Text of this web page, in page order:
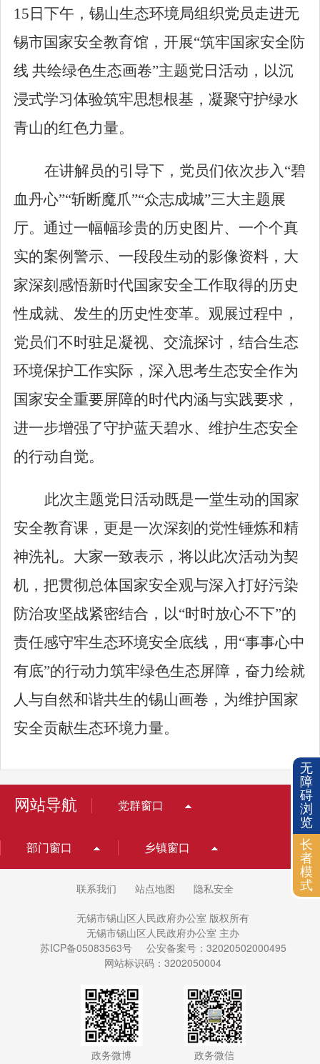
15 日下午，锡山生态环境局组织党员走进无
锡市国家安全教育馆，开展“筑牢国家安全防
线 共绘绿色生态画卷”主题党日活动，以沉
浸式学习体验筑牢思想根基，凝聚守护绿水
青山的红色力量。
在讲解员的引导下，党员们依次步入“碧
血丹心”“斩断魔爪”“众志成城”三大主题展
厅。通过一幅幅珍贵的历史图片、一个个真
实的案例警示、一段段生动的影像资料，大
家深刻感悟新时代国家安全工作取得的历史
性成就、发生的历史性变革。观展过程中，
党员们不时驻足凝视、交流探讨，结合生态
环境保护工作实际，深入思考生态安全作为
国家安全重要屏障的时代内涵与实践要求，
进一步增强了守护蓝天碧水、维护生态安全
的行动自觉。
此次主题党日活动既是一堂生动的国家
安全教育课，更是一次深刻的党性锤炼和精
神洗礼。大家一致表示，将以此次活动为契
机，把贯彻总体国家安全观与深入打好污染
防治攻坚战紧密结合，以“时时放心不下”的
责任感守牢生态环境安全底线，用“事事心中
有底”的行动力筑牢绿色生态屏障，奋力绘就
人与自然和谐共生的锡山画卷，为维护国家
安全贡献生态环境力量。
网站导航 党群窗口
部门窗口 乡镇窗口
联系我们 站点地图 隐私安全
无锡市锡山区人民政府办公室 版权所有
无锡市锡山区人民政府办公室 主办
苏ICP备05083563号
公安备案号：32020502000495
网站标识码：3202050004
政务微博 政务微信
无
障
碍
浏
览
长
者
模
式